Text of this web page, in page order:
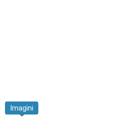
Imagini